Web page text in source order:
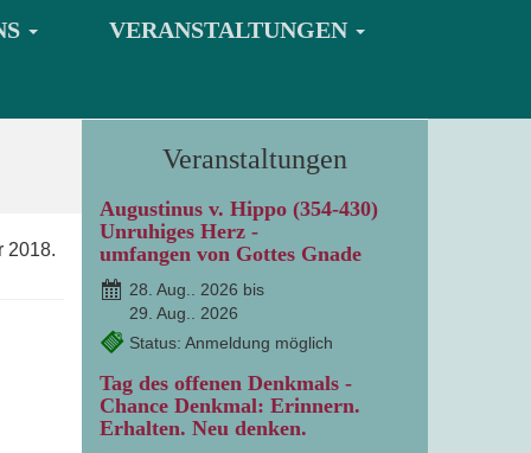
VERANSTALTUNGEN
2018.
Veranstaltungen
Augustinus v. Hippo (354-430)
Unruhiges Herz -
umfangen von Gottes Gnade
28. Aug.. 2026 bis
29. Aug.. 2026
Status: Anmeldung möglich
Tag des offenen Denkmals -
Chance Denkmal: Erinnern.
Erhalten. Neu denken.